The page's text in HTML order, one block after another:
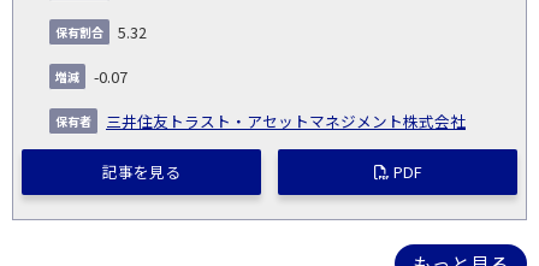
5.32
-0.07
三井住友トラスト・アセットマネジメント株式会社
記事を見る PDF